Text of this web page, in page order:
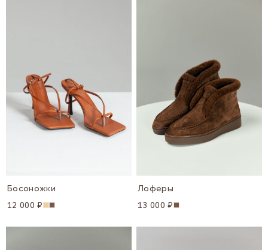
Босоножки
12 000 ₽
Лоферы
13 000 ₽